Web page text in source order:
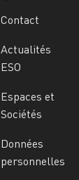
Contact
Actualités
ESO
Espaces et
Sociétés
Données
personnelles